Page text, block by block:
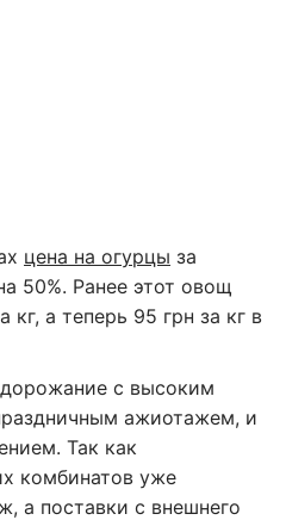
цена на огурцы за
50%. Ранее этот овощ
кг, а теперь 95 грн за кг в
с высоким
ажиотажем, и
Так как
комбинатов уже
а поставки с внешнего